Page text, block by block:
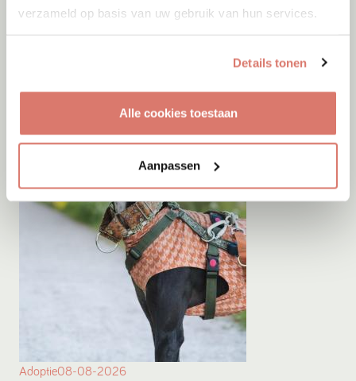
verzameld op basis van uw gebruik van hun services.
Details tonen
Alle cookies toestaan
Aanpassen
Adoptie08-08-2026